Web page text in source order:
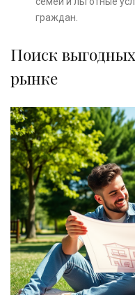
граждан.
Поиск
рынке